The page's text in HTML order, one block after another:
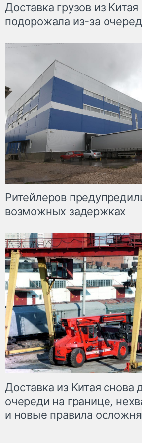
Доставка грузов из
подорожала из-за
Ритейлеров
возможных задержках
Доставка из Китая снова
очереди на границе,
и новые правила